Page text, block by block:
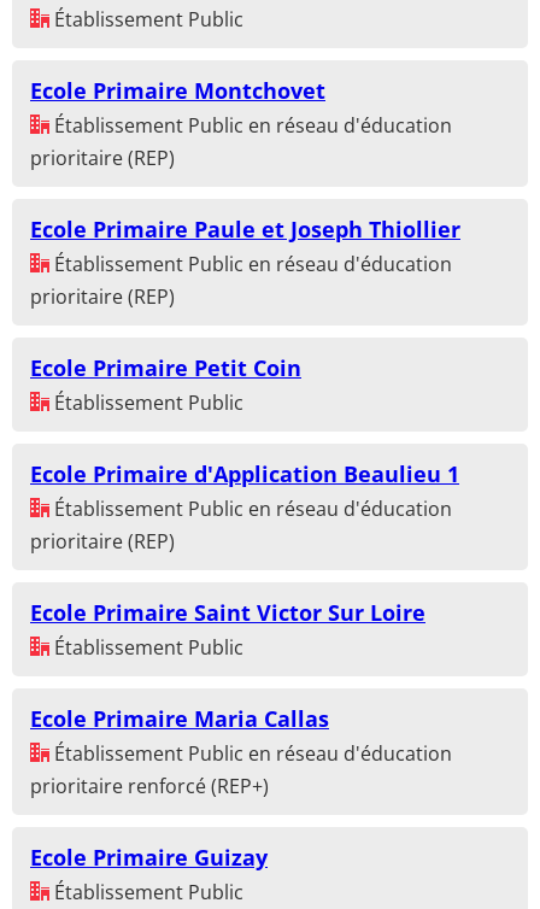
Établissement Public
Ecole Primaire Montchovet
Établissement Public en réseau d'éducation
prioritaire (REP)
Ecole Primaire Paule et Joseph Thiollier
Établissement Public en réseau d'éducation
prioritaire (REP)
Ecole Primaire Petit Coin
Établissement Public
Ecole Primaire d'Application Beaulieu 1
Établissement Public en réseau d'éducation
prioritaire (REP)
Ecole Primaire Saint Victor Sur Loire
Établissement Public
Ecole Primaire Maria Callas
Établissement Public en réseau d'éducation
prioritaire renforcé (REP+)
Ecole Primaire Guizay
Établissement Public